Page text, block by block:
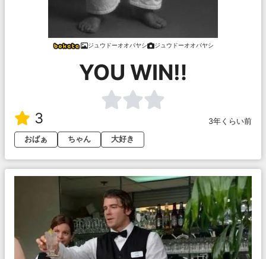
ジュウドーオオバヤシ ジュウドーオオバヤシ
YOU WIN‼︎
3
3年くらい前
おばぁ
ちゃん 大好き